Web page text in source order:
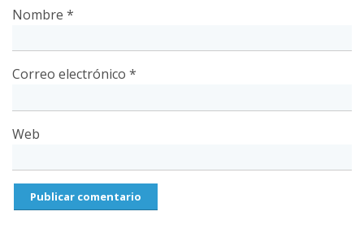
Nombre *
Correo electrónico *
Web